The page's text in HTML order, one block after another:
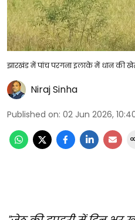
झारखंड में पांच परगना इलाके में धान की
Niraj Sinha
Published on: 02 Jun 2026,